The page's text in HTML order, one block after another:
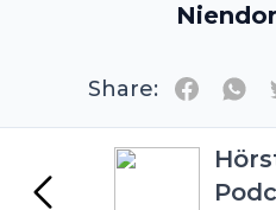
Share: